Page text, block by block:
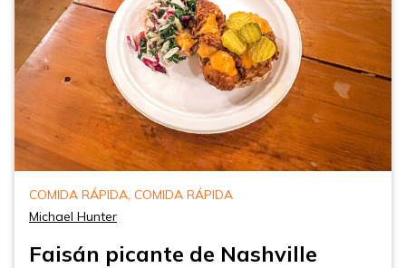
COMIDA RÁPIDA, COMIDA RÁPIDA
Michael Hunter
Faisán picante de Nashville